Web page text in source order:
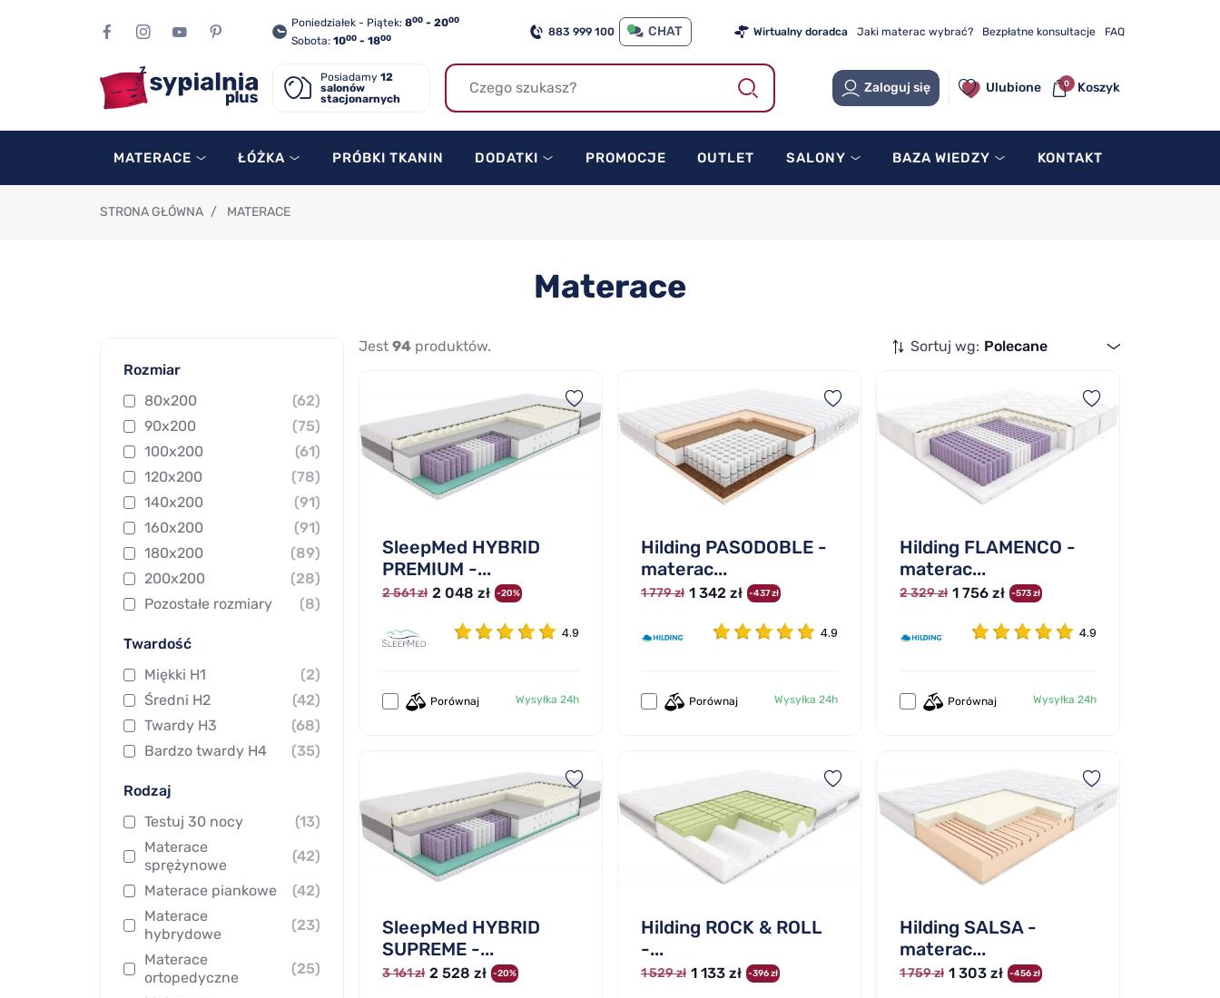
Poniedziałek - Piątek: 800 - 2000
Sobota: 1000 - 1800 883 999 100 CHAT Wirtualny doradca Jaki materac wybrać? Bezpłatne konsultacje FAQ
Posiadamy 12
salonów
stacjonarnych
Zaloguj się Ulubione Koszyk
0
MATERACE ŁÓŻKA PRÓBKI TKANIN DODATKI PROMOCJE OUTLET SALONY BAZA WIEDZY KONTAKT
STRONA GŁÓWNA / MATERACE
Materace
Rozmiar
80x200
(62)
90x200
(75)
100x200
(61)
120x200
(78)
140x200
(91)
160x200
(91)
180x200
(89)
200x200
(28)
Pozostałe rozmiary
(8)
Twardość
Miękki H1
(2)
Średni H2
(42)
Twardy H3
(68)
Bardzo twardy H4
(35)
Rodzaj
Testuj 30 nocy
(13)
Materace
sprężynowe
(42)
Materace piankowe
(42)
Materace
hybrydowe
(23)
Materace
ortopedyczne
(25)
Jest 94 produktów. Sortuj wg: Polecane
SleepMed HYBRID
PREMIUM -...
2 561 zł 2 048 zł -20%
4.9
Porównaj Wysyłka 24h
Hilding PASODOBLE -
materac...
1 779 zł 1 342 zł -437 zł
4.9
Porównaj Wysyłka 24h
Hilding FLAMENCO -
materac...
2 329 zł 1 756 zł -573 zł
4.9
Porównaj Wysyłka 24h
SleepMed HYBRID
SUPREME -...
3 161 zł 2 528 zł -20%
Hilding ROCK & ROLL
-...
1 529 zł 1 133 zł -396 zł
Hilding SALSA -
materac...
1 759 zł 1 303 zł -456 zł